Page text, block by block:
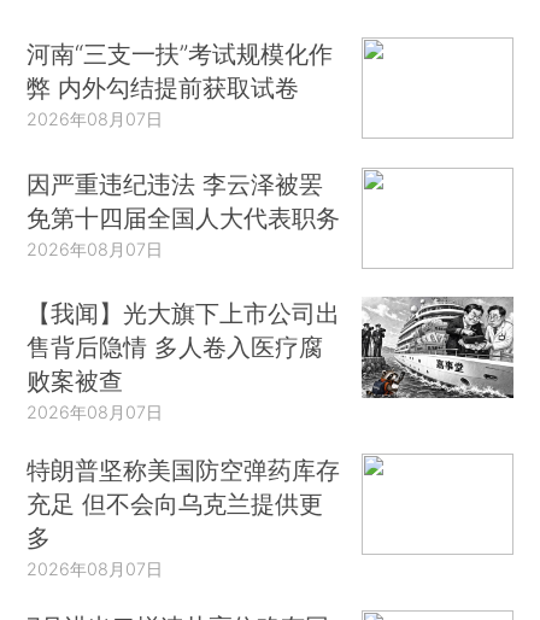
河南“三支一扶”考试规模化作
弊 内外勾结提前获取试卷
2026年08月07日
因严重违纪违法 李云泽被罢
免第十四届全国人大代表职务
2026年08月07日
【我闻】光大旗下上市公司出
售背后隐情 多人卷入医疗腐
败案被查
2026年08月07日
特朗普坚称美国防空弹药库存
充足 但不会向乌克兰提供更
多
2026年08月07日